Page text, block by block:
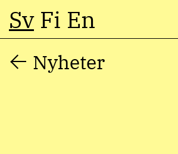
Hoppa
Sv Fi En
Nyheter